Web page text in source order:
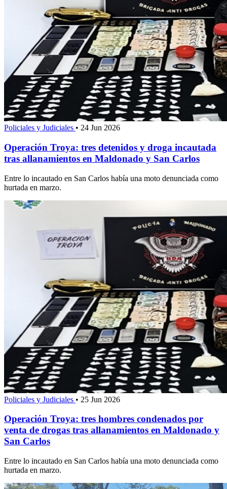
Policiales y Judiciales • 24 Jun 2026
Operación Troya: tres detenidos y droga incautada
tras allanamientos en Maldonado y San Carlos
Entre lo incautado en San Carlos había una moto denunciada como
hurtada en marzo.
Policiales y Judiciales • 25 Jun 2026
Operación Troya: tres hombres condenados por
venta de drogas tras allanamientos en Maldonado y
San Carlos
Entre lo incautado en San Carlos había una moto denunciada como
hurtada en marzo.